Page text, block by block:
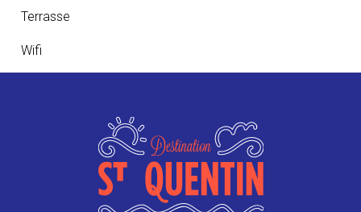
Terrasse
Wifi
Menu enfant : 15€
Animaux autorisés